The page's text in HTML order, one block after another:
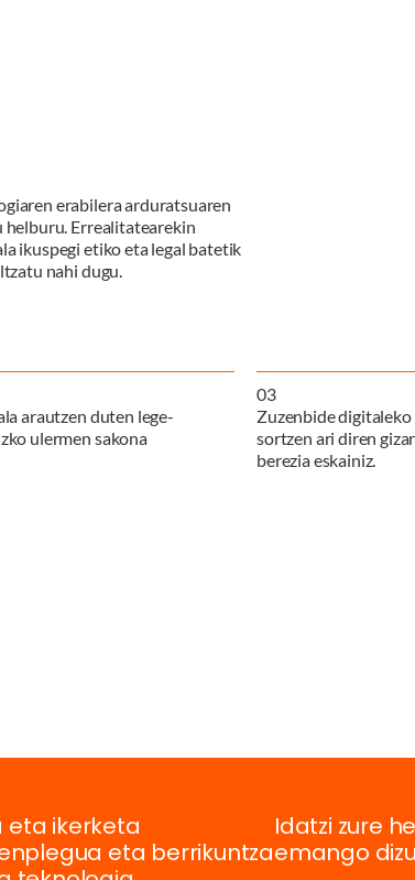
erabilera arduratsuaren
Errealitatearekin
ikuspegi etiko eta legal batetik
nahi dugu.
arautzen duten lege-
ulermen sakona
03
Zuzenbide digitaleko
sortzen ari diren
berezia eskainiz.
eta ikerketa
eta berrikuntza
Idatzi zure
emango